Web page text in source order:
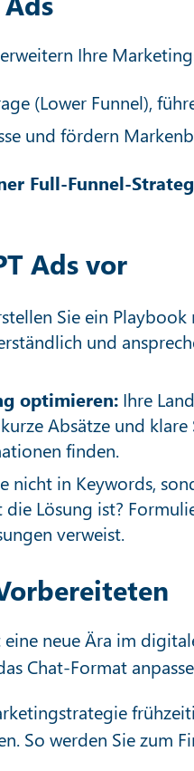
Ihre
(Lower Funnel),
und fördern
Full-Funnel-
Ads vor
Sie ein
und
optimieren: Ihre
Absätze und
finden.
nicht in Keywords,
Lösung ist?
verweist.
neue Ära im
Chat-Format
So werden Sie zum